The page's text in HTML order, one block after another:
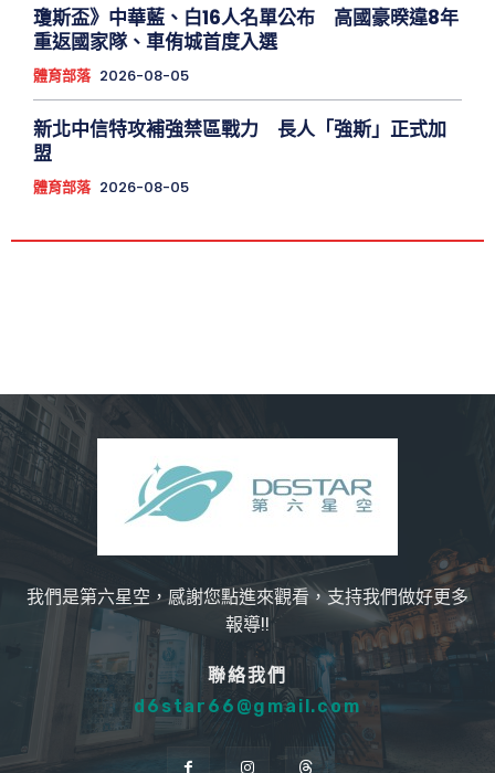
瓊斯盃》中華藍、白16人名單公布 高國豪暌違8年
重返國家隊、車侑城首度入選
體育部落 2026-08-05
新北中信特攻補強禁區戰力 長人「強斯」正式加
盟
體育部落 2026-08-05
我們是第六星空，感謝您點進來觀看，支持我們做好更多
報導!!
聯絡我們
d6star66@gmail.com